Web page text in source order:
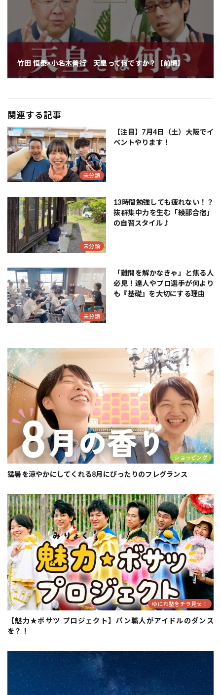
竹田 恒泰×小名木善行｜天皇って何ですか？【前編】
関連する記事
未分類
【注目】7月4日（土）大阪でイ
ベントやります！
未分類
13時間勉強しても疲れない！？
抜群集中力を生む「綾部合宿」
の自習スタイル♪
未分類
「難問を解かなきゃ」と焦る人
必見！達人やプロ選手が何より
も『基礎』を大切にする理由
ショッピング
猛暑を涼やかにしてくれる8月にぴったりのフレグランス
ゆにわ塾をチラ見せ！
【魅力★ボサツ プロジェクト】パン職人がアイドルのダンス
を？！